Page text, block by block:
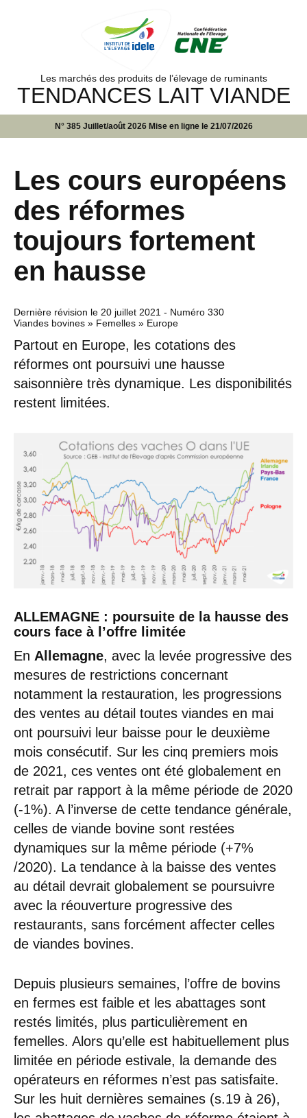
Les marchés des produits de l’élevage de ruminants
TENDANCES LAIT VIANDE
N° 385 Juillet/août 2026 Mise en ligne le 21/07/2026
Les cours européens
des réformes
toujours fortement
en hausse
Dernière révision le 20 juillet 2021 - Numéro 330
Viandes bovines » Femelles » Europe
Partout en Europe, les cotations des
réformes ont poursuivi une hausse
saisonnière très dynamique. Les disponibilités
restent limitées.
ALLEMAGNE : poursuite de la hausse des
cours face à l’offre limitée
En Allemagne, avec la levée progressive des
mesures de restrictions concernant
notamment la restauration, les progressions
des ventes au détail toutes viandes en mai
ont poursuivi leur baisse pour le deuxième
mois consécutif. Sur les cinq premiers mois
de 2021, ces ventes ont été globalement en
retrait par rapport à la même période de 2020
(-1%). A l’inverse de cette tendance générale,
celles de viande bovine sont restées
dynamiques sur la même période (+7%
/2020). La tendance à la baisse des ventes
au détail devrait globalement se poursuivre
avec la réouverture progressive des
restaurants, sans forcément affecter celles
de viandes bovines.
Depuis plusieurs semaines, l’offre de bovins
en fermes est faible et les abattages sont
restés limités, plus particulièrement en
femelles. Alors qu’elle est habituellement plus
limitée en période estivale, la demande des
opérateurs en réformes n’est pas satisfaite.
Sur les huit dernières semaines (s.19 à 26),